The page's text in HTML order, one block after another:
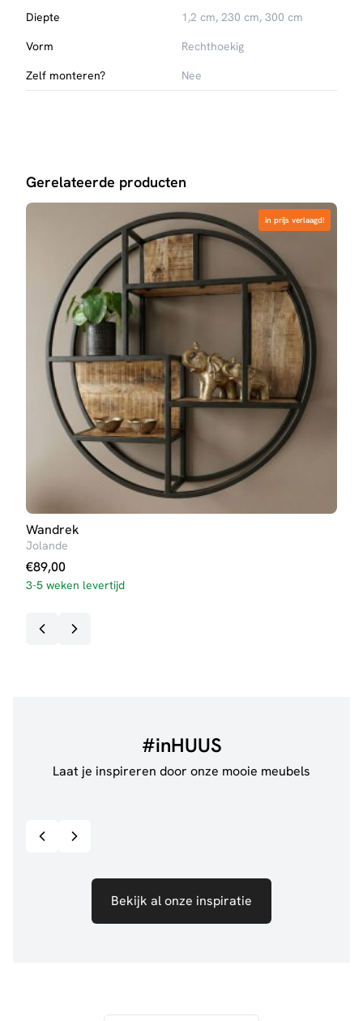
Diepte
1,2 cm, 230 cm, 300 cm
Vorm
Rechthoekig
Zelf monteren?
Nee
Gerelateerde producten
in prijs verlaagd!
in prijs verlaagd!
Wandrek
Jolande
€89,00
3-5 weken levertijd
#inHUUS
Laat je inspireren door onze mooie meubels
Bekijk al onze inspiratie